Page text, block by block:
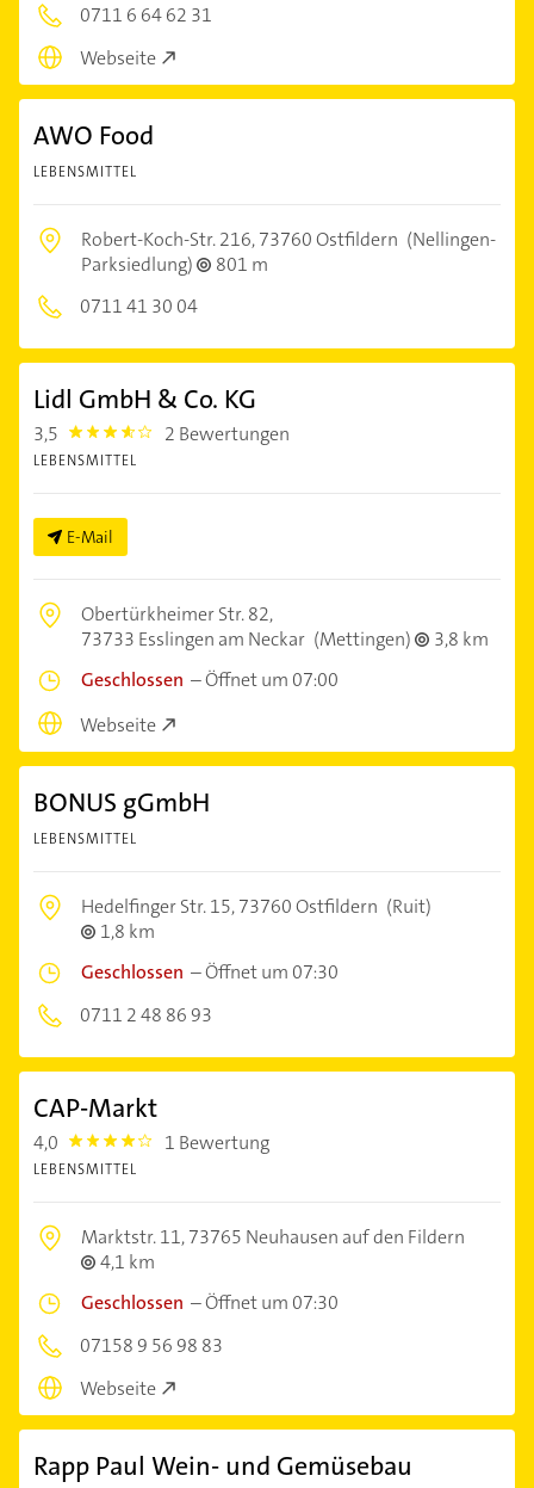
0711 6 64 62 31
Webseite
AWO Food
LEBENSMITTEL
Robert-Koch-Str. 216,73760 Ostfildern (Nellingen-
Parksiedlung)
801 m
0711 41 30 04
Lidl GmbH & Co. KG
3,5 3.5 2 Bewertungen
LEBENSMITTEL
E-Mail
Obertürkheimer Str. 82,
73733 Esslingen am Neckar (Mettingen)
3,8 km
Geschlossen –Öffnet um 07:00
Webseite
BONUS gGmbH
LEBENSMITTEL
Hedelfinger Str. 15,73760 Ostfildern (Ruit)
1,8 km
Geschlossen –Öffnet um 07:30
0711 2 48 86 93
CAP-Markt
4,0 4.0 1 Bewertung
LEBENSMITTEL
Marktstr. 11,73765 Neuhausen auf den Fildern
4,1 km
Geschlossen –Öffnet um 07:30
07158 9 56 98 83
Webseite
Rapp Paul Wein- und Gemüsebau